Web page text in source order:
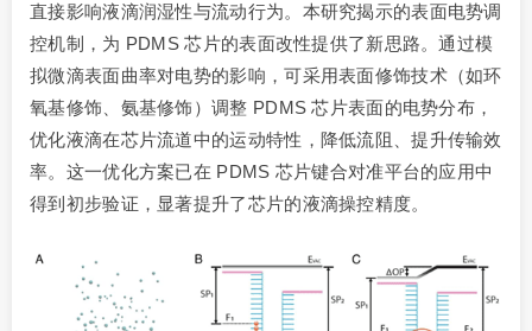
直接影响液滴润湿性与流动行为。本研究揭示的表面电势调
控机制，为 PDMS 芯片的表面改性提供了新思路。通过模
拟微滴表面曲率对电势的影响，可采用表面修饰技术（如环
氧基修饰、氨基修饰）调整 PDMS 芯片表面的电势分布，
优化液滴在芯片流道中的运动特性，降低流阻、提升传输效
率。这一优化方案已在 PDMS 芯片键合对准平台的应用中
得到初步验证，显著提升了芯片的液滴操控精度。